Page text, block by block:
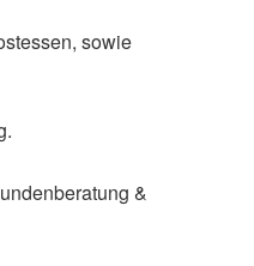
sowie
&